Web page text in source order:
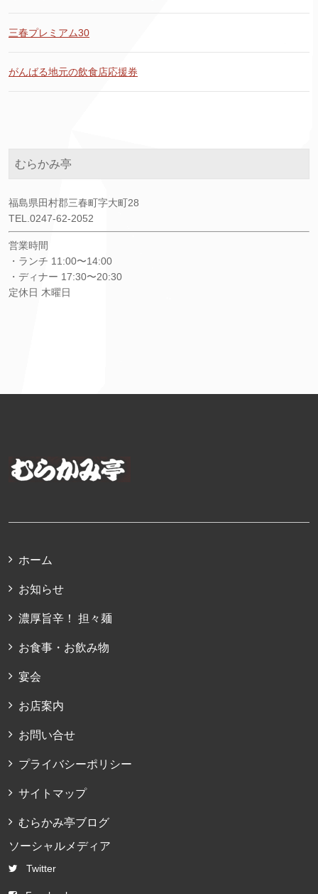
三春プレミアム30
がんばる地元の飲食店応援券
むらかみ亭
福島県田村郡三春町字大町28
TEL.0247-62-2052
営業時間
・ランチ 11:00〜14:00
・ディナー 17:30〜20:30
定休日 木曜日
ホーム
お知らせ
濃厚旨辛！ 担々麺
お食事・お飲み物
宴会
お店案内
お問い合せ
プライバシーポリシー
サイトマップ
むらかみ亭ブログ
ソーシャルメディア
Twitter